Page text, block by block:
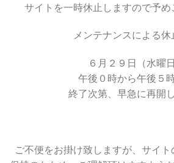
サイトを一時休止しますので予め
メンテナンスによる休
６月２９日（水曜日
午後０時から午後５
終了次第、早急に再開し
ご不便をお掛け致しますが、サイ